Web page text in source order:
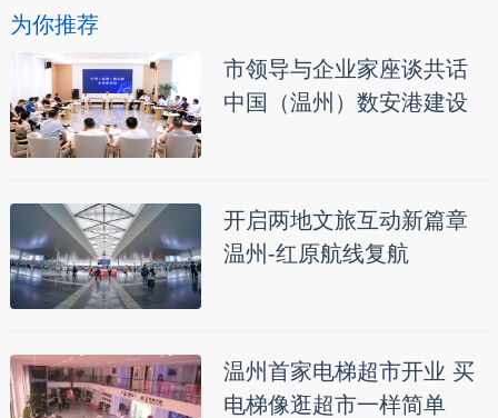
为你推荐
市领导与企业家座谈共话
中国（温州）数安港建设
开启两地文旅互动新篇章
温州-红原航线复航
温州首家电梯超市开业 买
电梯像逛超市一样简单